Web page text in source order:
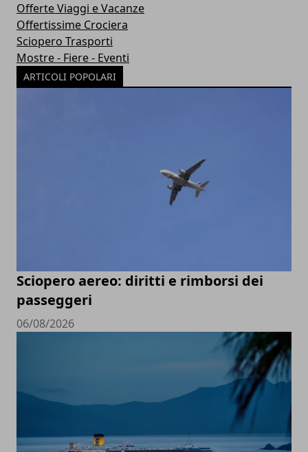
Offerte Viaggi e Vacanze
Offertissime Crociera
Sciopero Trasporti
Mostre - Fiere - Eventi
ARTICOLI POPOLARI
Sciopero aereo: diritti e rimborsi dei
passeggeri
06/08/2026